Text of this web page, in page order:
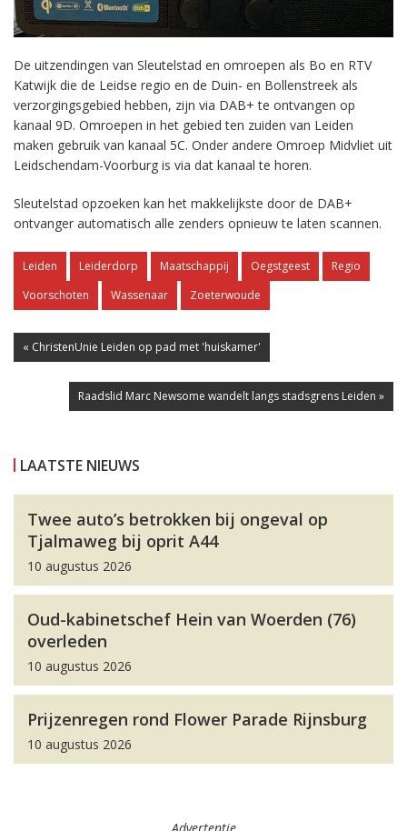
De uitzendingen van Sleutelstad en omroepen als Bo en RTV
Katwijk die de Leidse regio en de Duin- en Bollenstreek als
verzorgingsgebied hebben, zijn via DAB+ te ontvangen op
kanaal 9D. Omroepen in het gebied ten zuiden van Leiden
maken gebruik van kanaal 5C. Onder andere Omroep Midvliet uit
Leidschendam-Voorburg is via dat kanaal te horen.
Sleutelstad opzoeken kan het makkelijkste door de DAB+
ontvanger automatisch alle zenders opnieuw te laten scannen.
Leiden Leiderdorp Maatschappij Oegstgeest
Regio
Voorschoten
Wassenaar Zoeterwoude
« ChristenUnie Leiden op pad met 'huiskamer'
Raadslid Marc Newsome wandelt langs stadsgrens Leiden »
LAATSTE NIEUWS
Twee auto’s betrokken bij ongeval op
Tjalmaweg bij oprit A44
10 augustus 2026
Oud-kabinetschef Hein van Woerden (76)
overleden
10 augustus 2026
Prijzenregen rond Flower Parade Rijnsburg
10 augustus 2026